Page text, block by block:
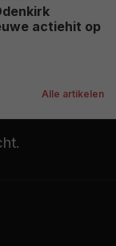
actiehit op
Alle artikelen